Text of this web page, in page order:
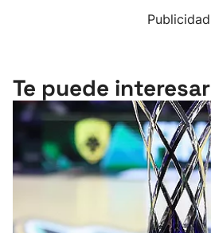
Publicidad
Te puede interesar